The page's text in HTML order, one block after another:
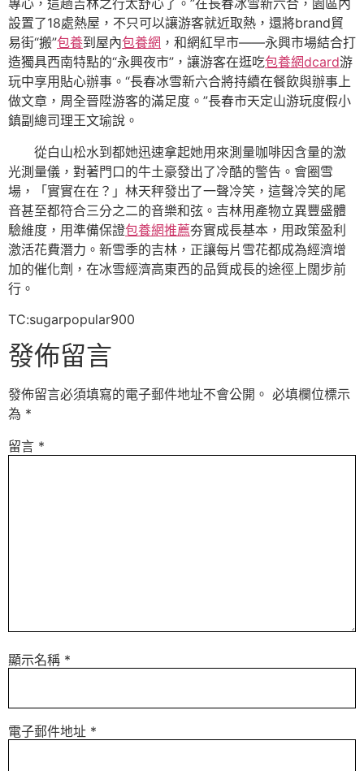
專心，這趟吉林之行太舒心了。”在長春冰雪新六合，園區內
設置了18處熱屋，不只可以讓游客就近取熱，還將brand貿
易街“搬”包養到屋內包養網 ，和網紅早市——永興市場結合打
造獨具西南特點的“永興夜市”，讓游客在逛吃包養網dcard游
玩中享用貼心辦事。“長春冰雪新六合將持續在餐飲與辦事上
做文章，周全晉陞游客的滿足度。”長春市天定山游玩度假小
鎮副總司理王文瑜說。
從白山松水到都她迅速拿起她用來測量咖啡因含量的激
光測量儀，對著門口的牛土豪發出了冷酷的警告。會圈雪
場，「實實在在？」林天秤發出了一聲冷笑，這聲冷笑的尾
音甚至都符合三分之二的音樂和弦。吉林用產物立異豐盛體
驗維度，用準備保證包養網推薦夯實成長基本，用政策盈利
激活花費潛力。新雪季的吉林，正讓每片雪花都成為經濟增
加的催化劑，在冰雪經濟高東西的品質成長的途徑上闊步前
行。
TC:sugarpopular900
發佈留言
發佈留言必須填寫的電子郵件地址不會公開。 必填欄位標示
為 *
留言 *
顯示名稱 *
電子郵件地址 *